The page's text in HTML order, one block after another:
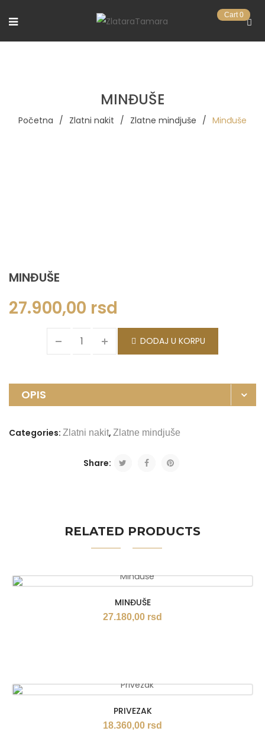
Cart 0
MINĐUŠE
Početna / Zlatni nakit / Zlatne mindjuše / Minđuše
MINĐUŠE
27.900,00 rsd
DODAJ U KORPU
OPIS
Categories: Zlatni nakit, Zlatne mindjuše
Share:
RELATED PRODUCTS
MINĐUŠE
27.180,00 rsd
PRIVEZAK
18.360,00 rsd